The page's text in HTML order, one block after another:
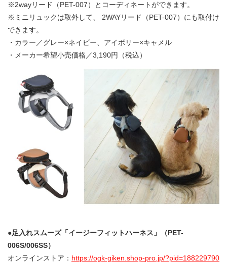
※2wayリード（PET-007）とコーディネートができます。
※ミニリュックは取外して、 2WAYリード（PET-007）にも取付け
できます。
・カラー／グレー×ネイビー、アイボリー×キャメル
・メーカー希望小売価格／3,190円（税込）
●足入れスムーズ「イージーフィットハーネス」（PET-
006S/006SS）
オンラインストア： https://ogk-giken.shop-pro.jp/?pid=188229790